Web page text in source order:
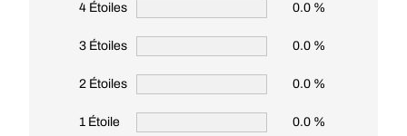
4 Étoiles 0.0 %
3 Étoiles 0.0 %
2 Étoiles 0.0 %
1 Étoile 0.0 %